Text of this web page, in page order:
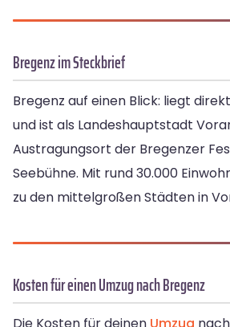
Bregenz im Steckbrief
Bregenz auf einen Blick: liegt
und ist als Landeshauptstadt
Austragungsort der Bregenzer
Seebühne. Mit rund 30.000
zu den mittelgroßen Städten in
Kosten für einen Umzug nach Bregenz